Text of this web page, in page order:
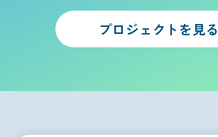
プロジェクトを見る